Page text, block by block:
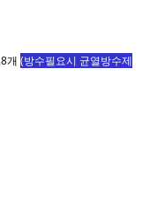
개 (방수필요시 균열방수제